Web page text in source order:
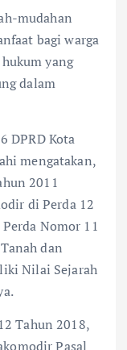
mudahan
bagi warga
yang
dalam
DPRD Kota
mengatakan,
2011
di Perda 12
Nomor 11
dan
Nilai Sejarah
Tahun 2018,
Pasal